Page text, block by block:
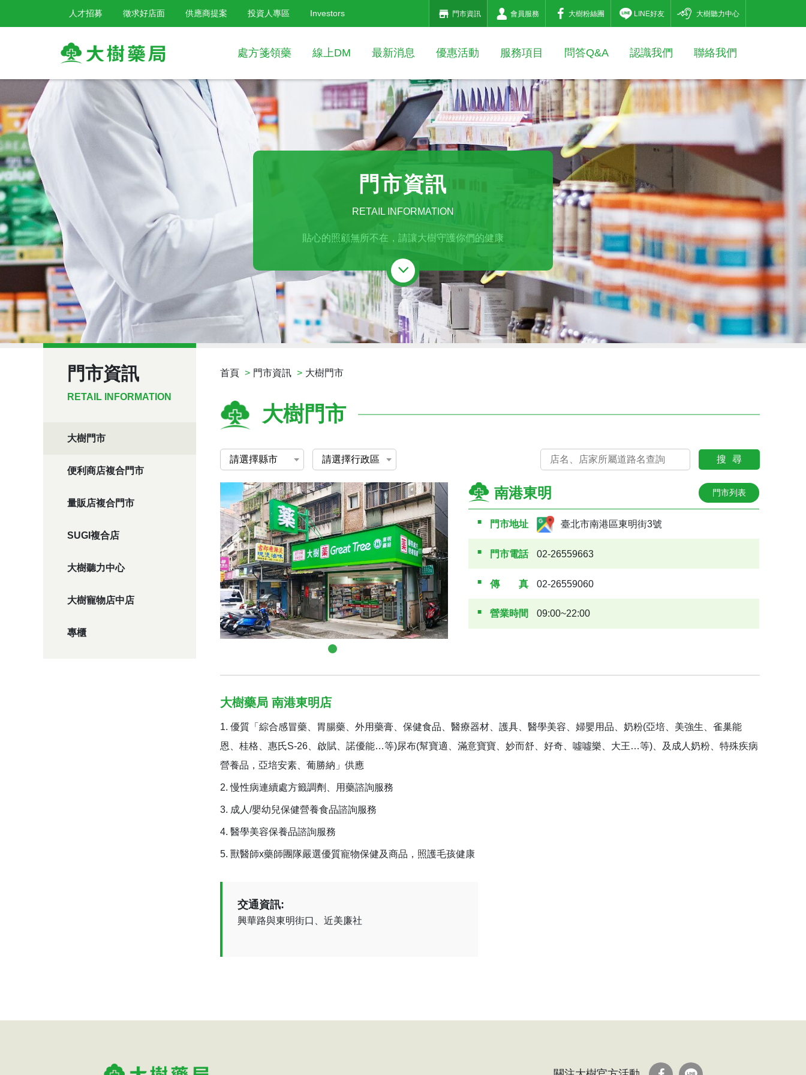
樹
連
鎖
藥
局
人才招募 徵求好店面 供應商提案 投資人專區 Investors 門市資訊 會員服務 大樹粉絲團 LINE好友 大樹聽力中心
處方箋領藥 線上DM 最新消息 優惠活動 服務項目 問答Q&A 認識我們 聯絡我們
門市資訊
RETAIL INFORMATION
貼心的照顧無所不在，請讓大樹守護你們的健康
門市資訊
RETAIL INFORMATION
大樹門市
便利商店複合門市
量販店複合門市
SUGI複合店
大樹聽力中心
大樹寵物店中店
專櫃
首頁 門市資訊 大樹門市
大樹門市
搜尋
南港東明 門市列表
門市地址 臺北市南港區東明街3號
門市電話 02-26559663
傳真 02-26559060
營業時間 09:00~22:00
大樹藥局 南港東明店
優質「綜合感冒藥、胃腸藥、外用藥膏、保健食品、醫療器材、護具、醫學美容、婦嬰用品、奶粉(亞培、美強生、雀巢能
恩、桂格、惠氏S-26、啟賦、諾優能…等)尿布(幫寶適、滿意寶寶、妙而舒、好奇、噓噓樂、大王…等)、及成人奶粉、特殊疾病
營養品，亞培安素、葡勝納」供應
慢性病連續處方籤調劑、用藥諮詢服務
成人/嬰幼兒保健營養食品諮詢服務
醫學美容保養品諮詢服務
獸醫師x藥師團隊嚴選優質寵物保健及商品，照護毛孩健康
交通資訊:
興華路與東明街口、近美廉社